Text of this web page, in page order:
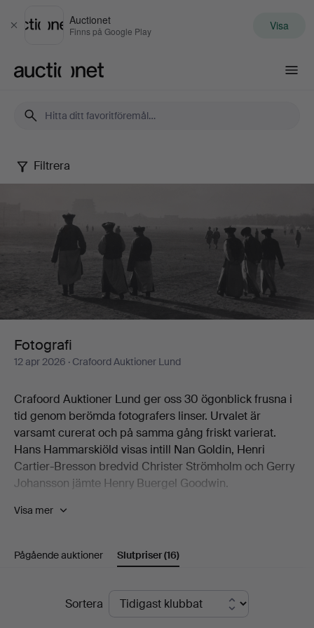
Stäng
Auctionet
Finns på Google Play Visa
Fotografi
Filtrera
Fotografi
12 apr 2026 · Crafoord Auktioner Lund
Crafoord Auktioner Lund ger oss 30 ögonblick frusna i
tid genom berömda fotografers linser. Urvalet är
varsamt curerat och på samma gång friskt varierat.
Hans Hammarskiöld visas intill Nan Goldin, Henri
Cartier-Bresson bredvid Christer Strömholm och Gerry
Johansson jämte Henry Buergel Goodwin.
Två verk av Esko Männikkö från hans 90-tal är självklara
Visa mer
Pågående auktioner Slutpriser(16)
SlutpriserSortera